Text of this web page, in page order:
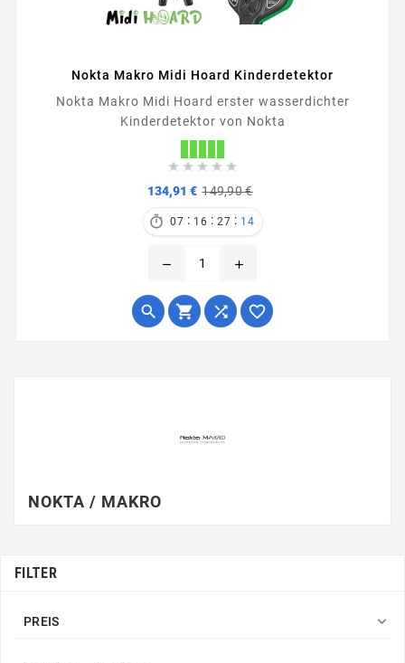
Nokta Makro Midi Hoard Kinderdetektor
Nokta Makro Midi Hoard erster wasserdichter
Kinderdetektor von Nokta
    
134,91 € 149,90 €
 07 : 16 : 27 : 13
remove add
   
NOKTA / MAKRO
FILTER
PREIS 